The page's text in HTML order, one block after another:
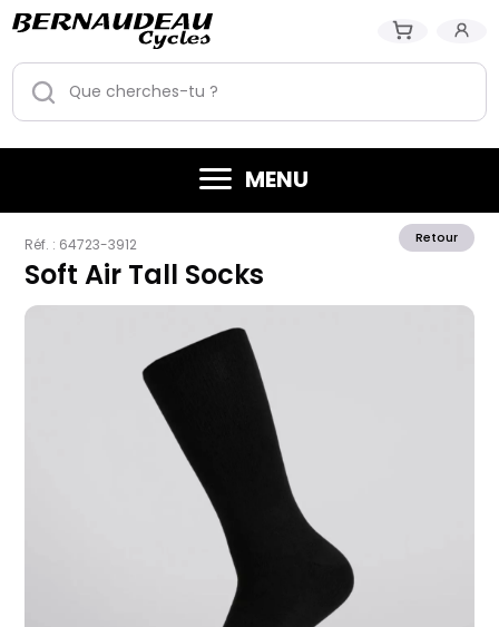
MENU
Retour
Réf. : 64723-3912
Soft Air Tall Socks